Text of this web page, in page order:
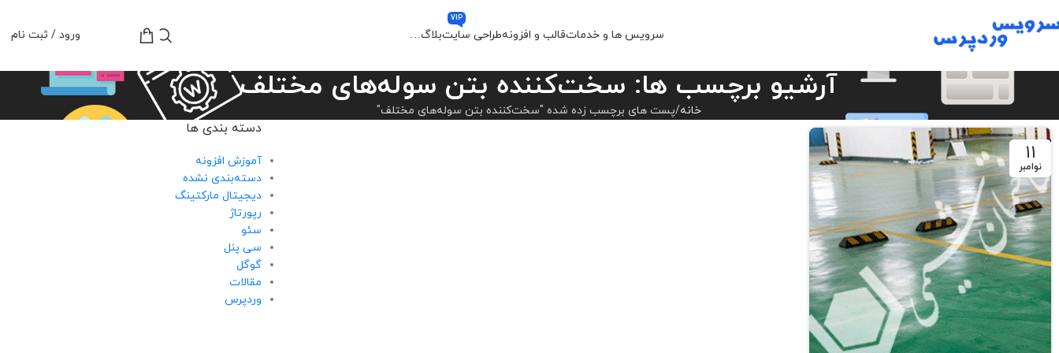
سرویس ها و خدماتقالب و افزونهطراحی سایت
VIP
بلاگ… ورود / ثبت نام
آرشیو برچسب ها: سخت‌کننده بتن سوله‌های مختلف
خانه پست های برچسب زده شده "سخت‌کننده بتن سوله‌های مختلف"
11
نوامبر
دسته بندی ها
آموزش افزونه
دسته‌بندی نشده
دیجیتال مارکتینگ
رپورتاژ
سئو
سی پنل
گوگل
مقالات
وردپرس